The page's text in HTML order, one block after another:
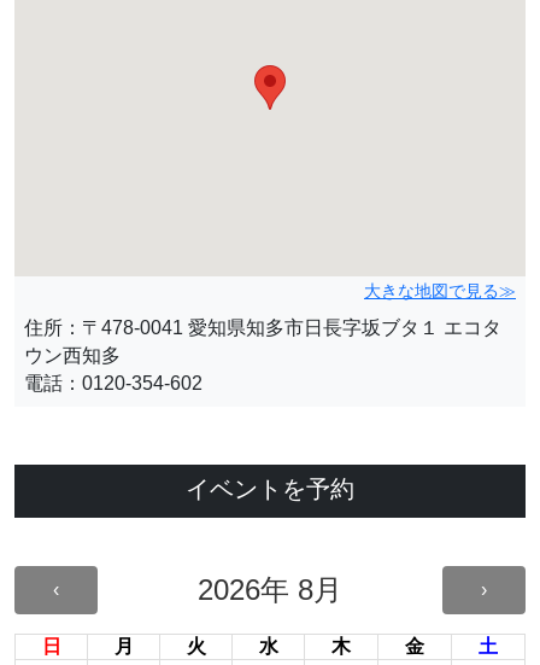
大きな地図で見る≫
住所：〒478-0041 愛知県知多市日長字坂ブタ１ エコタ
ウン西知多
電話：0120-354-602
イベントを予約
2026年 8月
‹ ›
日 月 火 水 木 金
土